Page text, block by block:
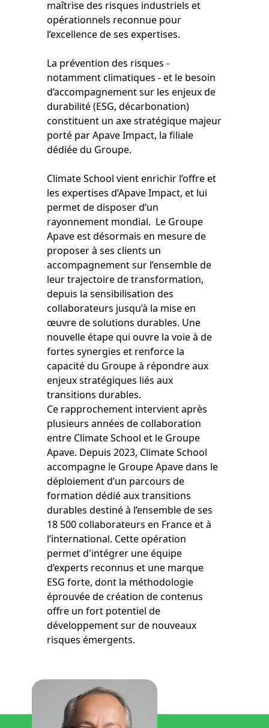
maîtrise des risques industriels et
opérationnels reconnue pour
l’excellence de ses expertises.
La prévention des risques -
notamment climatiques - et le besoin
d’accompagnement sur les enjeux de
durabilité (ESG, décarbonation)
constituent un axe stratégique majeur
porté par Apave Impact, la filiale
dédiée du Groupe.
Climate School vient enrichir l’offre et
les expertises d’Apave Impact, et lui
permet de disposer d’un
rayonnement mondial. Le Groupe
Apave est désormais en mesure de
proposer à ses clients un
accompagnement sur l’ensemble de
leur trajectoire de transformation,
depuis la sensibilisation des
collaborateurs jusqu’à la mise en
œuvre de solutions durables. Une
nouvelle étape qui ouvre la voie à de
fortes synergies et renforce la
capacité du Groupe à répondre aux
enjeux stratégiques liés aux
transitions durables.
Ce rapprochement intervient après
plusieurs années de collaboration
entre Climate School et le Groupe
Apave. Depuis 2023, Climate School
accompagne le Groupe Apave dans le
déploiement d’un parcours de
formation dédié aux transitions
durables destiné à l’ensemble de ses
18 500 collaborateurs en France et à
l’international. Cette opération
permet d'intégrer une équipe
d’experts reconnus et une marque
ESG forte, dont la méthodologie
éprouvée de création de contenus
offre un fort potentiel de
développement sur de nouveaux
risques émergents.